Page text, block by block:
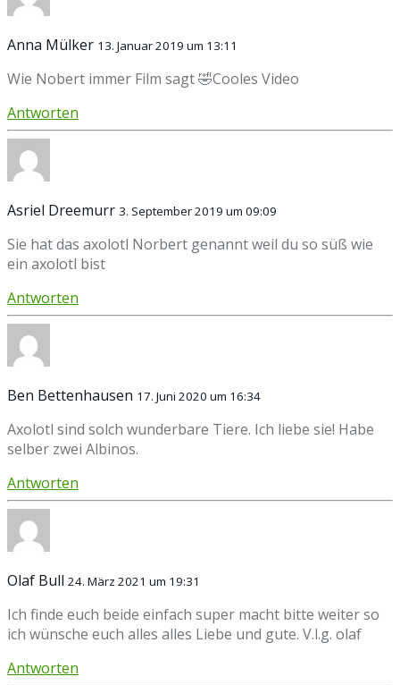
Anna Mülker 13. Januar 2019 um 13:11
Wie Nobert immer Film sagt 🤣Cooles Video
Antworten
Asriel Dreemurr 3. September 2019 um 09:09
Sie hat das axolotl Norbert genannt weil du so süß wie
ein axolotl bist
Antworten
Ben Bettenhausen 17. Juni 2020 um 16:34
Axolotl sind solch wunderbare Tiere. Ich liebe sie! Habe
selber zwei Albinos.
Antworten
Olaf Bull 24. März 2021 um 19:31
Ich finde euch beide einfach super macht bitte weiter so
ich wünsche euch alles alles Liebe und gute. V.l.g. olaf
Antworten